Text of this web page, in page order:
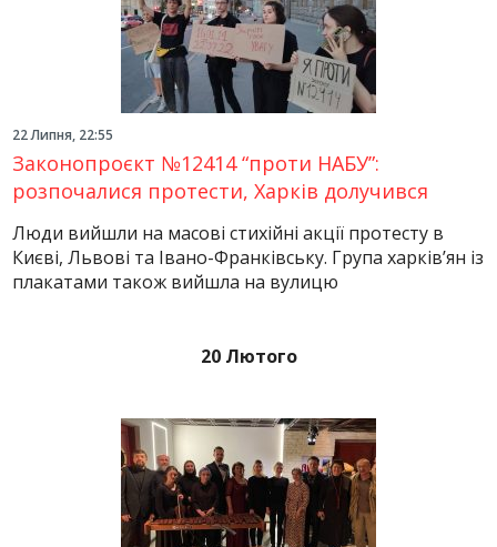
22 Липня, 22:55
Законопроєкт №12414 “проти НАБУ”:
розпочалися протести, Харків долучився
Люди вийшли на масові стихійні акції протесту в
Києві, Львові та Івано-Франківську. Група харків’ян із
плакатами також вийшла на вулицю
20 Лютого